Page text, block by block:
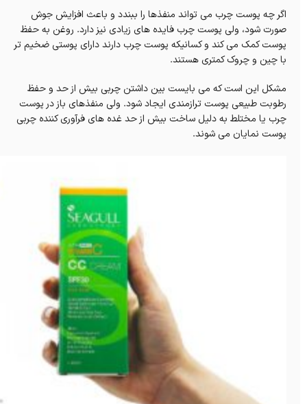
اگر چه پوست چرب می تواند منفذها را ببندد و باعث افزایش جوش
صورت شود، ولی پوست چرب فایده های زیادی نیز دارد. روغن به حفظ
پوست کمک می کند و کسانیکه پوست چرب دارند دارای پوستی ضخیم تر
با چین و چروک کمتری هستند.
مشکل این است که می بایست بین داشتن چربی بیش از حد و حفظ
رطوبت طبیعی پوست ترازمندی ایجاد شود. ولی منفذهای باز در پوست
چرب یا مختلط به دلیل ساخت بیش از حد غده های فرآوری کننده چربی
پوست نمایان می شوند.